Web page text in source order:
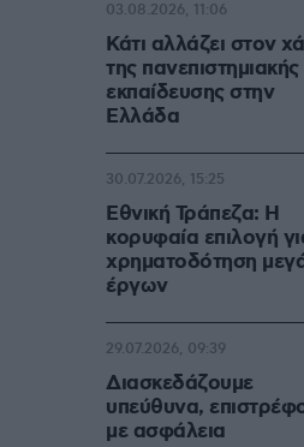
Κάτι αλλάζει στον
της πανεπιστημιακής
εκπαίδευσης στην
Ελλάδα
03.08.2026, 11:06
Εθνική Τράπεζα: Η
κορυφαία επιλογή
χρηματοδότηση
έργων
30.07.2026, 15:25
Διασκεδάζουμε
υπεύθυνα,
με ασφάλεια
29.07.2026, 09:39